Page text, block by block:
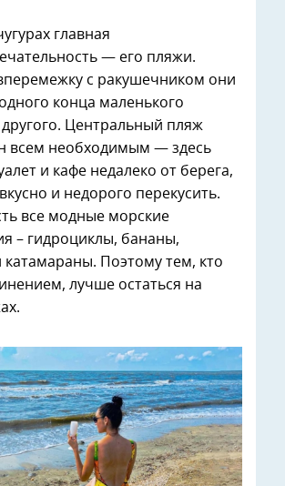
главная
— его пляжи.
с ракушечником они
конца маленького
другого. Центральный пляж
всем необходимым — здесь
и кафе недалеко от берега,
и недорого перекусить.
все модные морские
– гидроциклы, бананы,
катамараны. Поэтому тем, кто
лучше остаться на